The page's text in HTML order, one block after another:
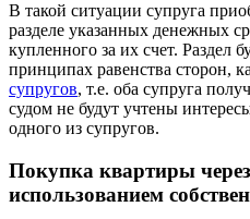
В такой ситуации супруга
разделе указанных денежных
купленного за их счет. Раздел
принципах равенства сторон,
супругов, т.е. оба супруга
судом не будут учтены
одного из супругов.
Покупка квартиры
использованием